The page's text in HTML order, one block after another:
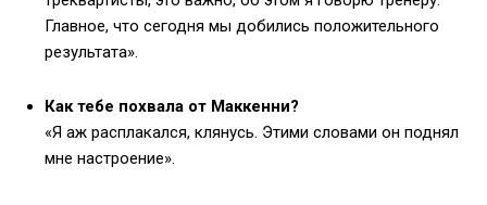
Главное, что сегодня мы добились положительного
результата».
Как тебе похвала от Маккенни?
«Я аж расплакался, клянусь. Этими словами он поднял
мне настроение».